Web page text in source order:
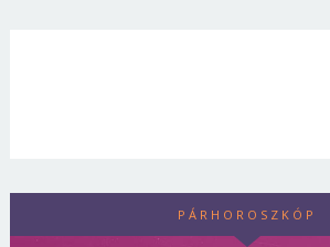
PÁRHOROSZKÓP